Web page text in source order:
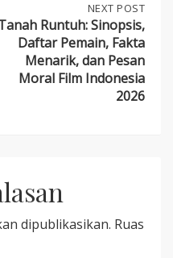
TANAH
RUNTUH:
SINOPSIS,
DAFTAR
FILM
NEXT POST
Runtuh: Sinopsis,
Daftar Pemain, Fakta
Menarik, dan Pesan
Moral Film Indonesia
2026
dipublikasikan. Ruas